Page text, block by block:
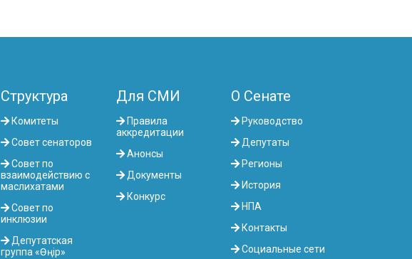
Структура
Комитеты
Совет сенаторов
Совет по
взаимодействию с
маслихатами
Совет по
инклюзии
Депутатская
группа «Өңір»
Для СМИ
Правила
аккредитации
Анонсы
Документы
Конкурс
О Сенате
Руководство
Депутаты
Регионы
История
НПА
Контакты
Социальные сети